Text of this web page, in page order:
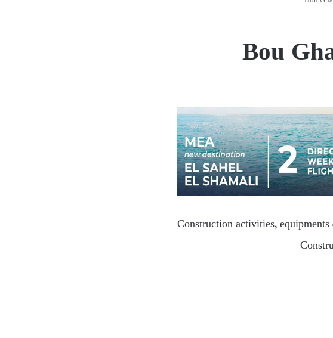
Bou
Construction activities,